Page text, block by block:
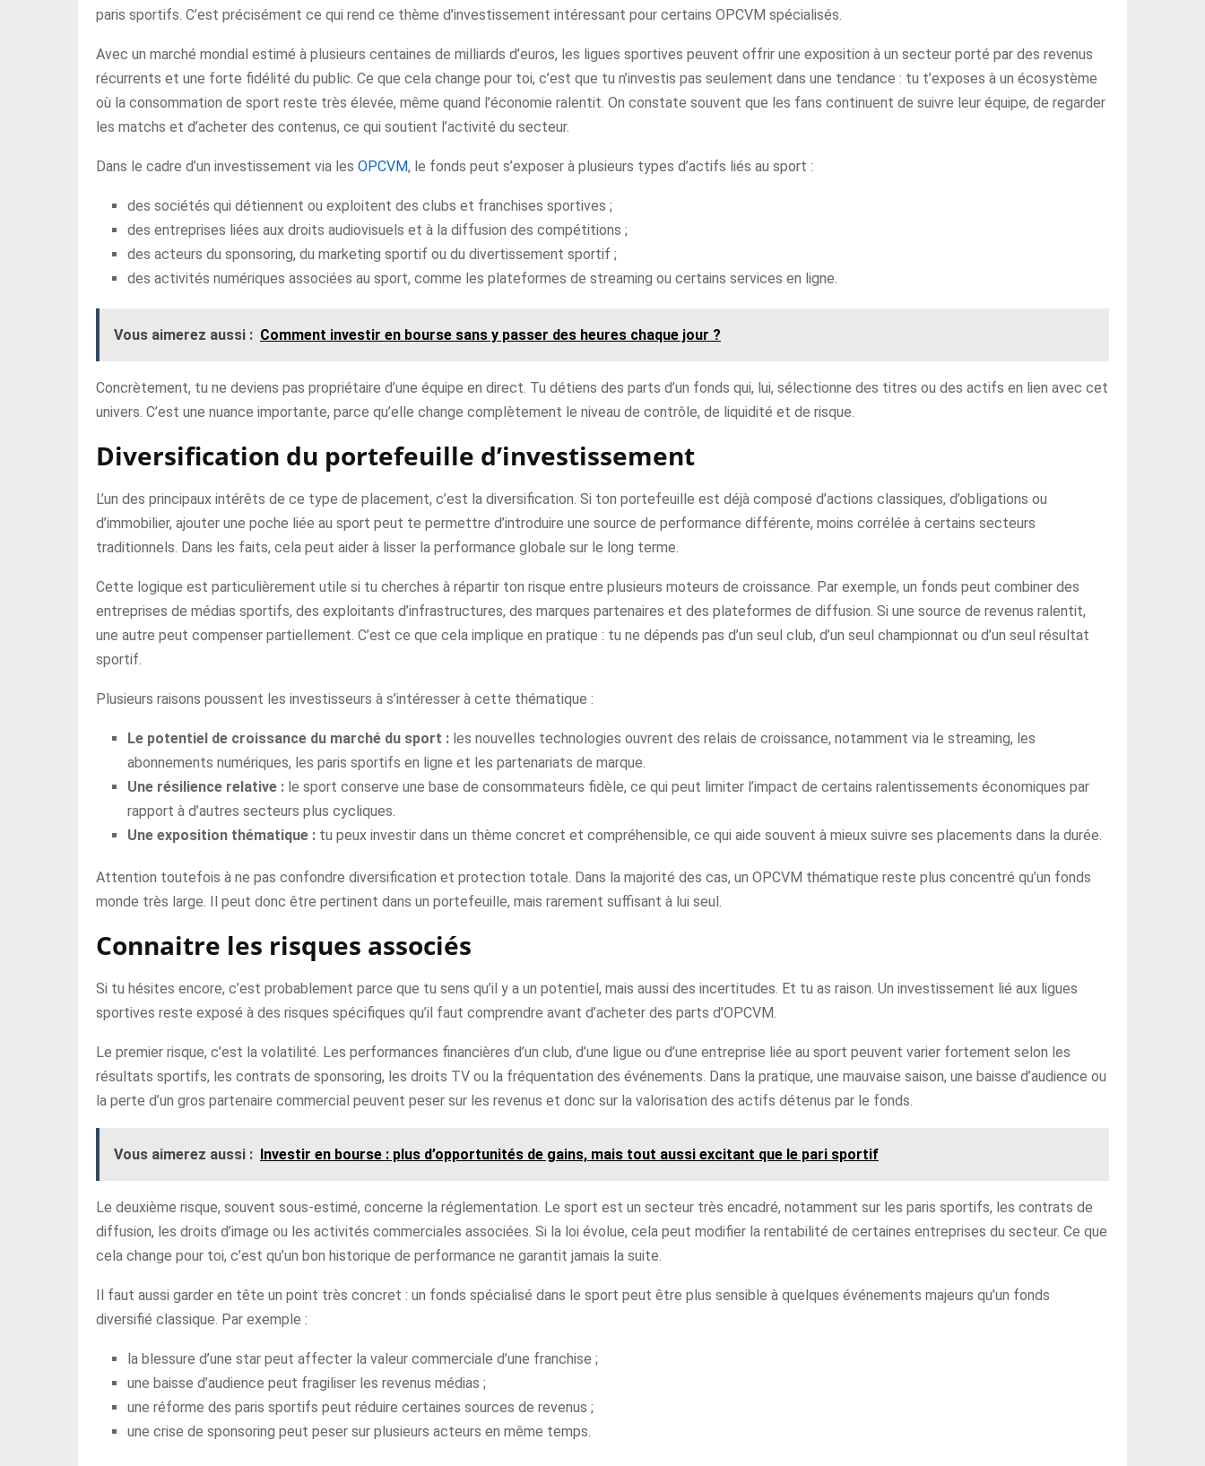
paris sportifs. C’est précisément ce qui rend ce thème d’investissement intéressant pour certains OPCVM spécialisés.
Avec un marché mondial estimé à plusieurs centaines de milliards d’euros, les ligues sportives peuvent offrir une exposition à un secteur porté par des revenus
récurrents et une forte fidélité du public. Ce que cela change pour toi, c’est que tu n’investis pas seulement dans une tendance : tu t’exposes à un écosystème
où la consommation de sport reste très élevée, même quand l’économie ralentit. On constate souvent que les fans continuent de suivre leur équipe, de regarder
les matchs et d’acheter des contenus, ce qui soutient l’activité du secteur.
Dans le cadre d’un investissement via les OPCVM, le fonds peut s’exposer à plusieurs types d’actifs liés au sport :
des sociétés qui détiennent ou exploitent des clubs et franchises sportives ;
des entreprises liées aux droits audiovisuels et à la diffusion des compétitions ;
des acteurs du sponsoring, du marketing sportif ou du divertissement sportif ;
des activités numériques associées au sport, comme les plateformes de streaming ou certains services en ligne.
Vous aimerez aussi : Comment investir en bourse sans y passer des heures chaque jour ?
Concrètement, tu ne deviens pas propriétaire d’une équipe en direct. Tu détiens des parts d’un fonds qui, lui, sélectionne des titres ou des actifs en lien avec cet
univers. C’est une nuance importante, parce qu’elle change complètement le niveau de contrôle, de liquidité et de risque.
Diversification du portefeuille d’investissement
L’un des principaux intérêts de ce type de placement, c’est la diversification. Si ton portefeuille est déjà composé d’actions classiques, d’obligations ou
d’immobilier, ajouter une poche liée au sport peut te permettre d’introduire une source de performance différente, moins corrélée à certains secteurs
traditionnels. Dans les faits, cela peut aider à lisser la performance globale sur le long terme.
Cette logique est particulièrement utile si tu cherches à répartir ton risque entre plusieurs moteurs de croissance. Par exemple, un fonds peut combiner des
entreprises de médias sportifs, des exploitants d’infrastructures, des marques partenaires et des plateformes de diffusion. Si une source de revenus ralentit,
une autre peut compenser partiellement. C’est ce que cela implique en pratique : tu ne dépends pas d’un seul club, d’un seul championnat ou d’un seul résultat
sportif.
Plusieurs raisons poussent les investisseurs à s’intéresser à cette thématique :
Le potentiel de croissance du marché du sport : les nouvelles technologies ouvrent des relais de croissance, notamment via le streaming, les
abonnements numériques, les paris sportifs en ligne et les partenariats de marque.
Une résilience relative : le sport conserve une base de consommateurs fidèle, ce qui peut limiter l’impact de certains ralentissements économiques par
rapport à d’autres secteurs plus cycliques.
Une exposition thématique : tu peux investir dans un thème concret et compréhensible, ce qui aide souvent à mieux suivre ses placements dans la durée.
Attention toutefois à ne pas confondre diversification et protection totale. Dans la majorité des cas, un OPCVM thématique reste plus concentré qu’un fonds
monde très large. Il peut donc être pertinent dans un portefeuille, mais rarement suffisant à lui seul.
Connaitre les risques associés
Si tu hésites encore, c’est probablement parce que tu sens qu’il y a un potentiel, mais aussi des incertitudes. Et tu as raison. Un investissement lié aux ligues
sportives reste exposé à des risques spécifiques qu’il faut comprendre avant d’acheter des parts d’OPCVM.
Le premier risque, c’est la volatilité. Les performances financières d’un club, d’une ligue ou d’une entreprise liée au sport peuvent varier fortement selon les
résultats sportifs, les contrats de sponsoring, les droits TV ou la fréquentation des événements. Dans la pratique, une mauvaise saison, une baisse d’audience ou
la perte d’un gros partenaire commercial peuvent peser sur les revenus et donc sur la valorisation des actifs détenus par le fonds.
Vous aimerez aussi : Investir en bourse : plus d’opportunités de gains, mais tout aussi excitant que le pari sportif
Le deuxième risque, souvent sous-estimé, concerne la réglementation. Le sport est un secteur très encadré, notamment sur les paris sportifs, les contrats de
diffusion, les droits d’image ou les activités commerciales associées. Si la loi évolue, cela peut modifier la rentabilité de certaines entreprises du secteur. Ce que
cela change pour toi, c’est qu’un bon historique de performance ne garantit jamais la suite.
Il faut aussi garder en tête un point très concret : un fonds spécialisé dans le sport peut être plus sensible à quelques événements majeurs qu’un fonds
diversifié classique. Par exemple :
la blessure d’une star peut affecter la valeur commerciale d’une franchise ;
une baisse d’audience peut fragiliser les revenus médias ;
une réforme des paris sportifs peut réduire certaines sources de revenus ;
une crise de sponsoring peut peser sur plusieurs acteurs en même temps.